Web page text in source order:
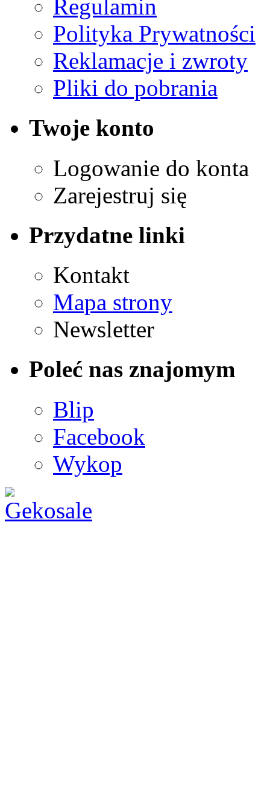
Regulamin
Polityka Prywatności
Reklamacje i zwroty
Pliki do pobrania
Twoje konto
Logowanie do konta
Zarejestruj się
Przydatne linki
Kontakt
Mapa strony
Newsletter
Poleć nas znajomym
Blip
Facebook
Wykop